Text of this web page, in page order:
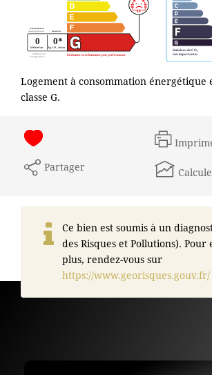
Logement à consommation énergétique
classe G.
Partager
Ce bien est soumis à un
des Risques et Pollutions). Pour
plus, rendez-vous sur
https://www.georisques.gouv.fr/